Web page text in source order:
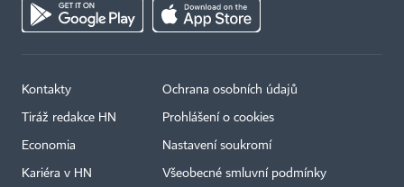
Kontakty
Tiráž redakce HN
Economia
Kariéra v HN
Ochrana osobních údajů
Prohlášení o cookies
Nastavení soukromí
Všeobecné smluvní podmínky